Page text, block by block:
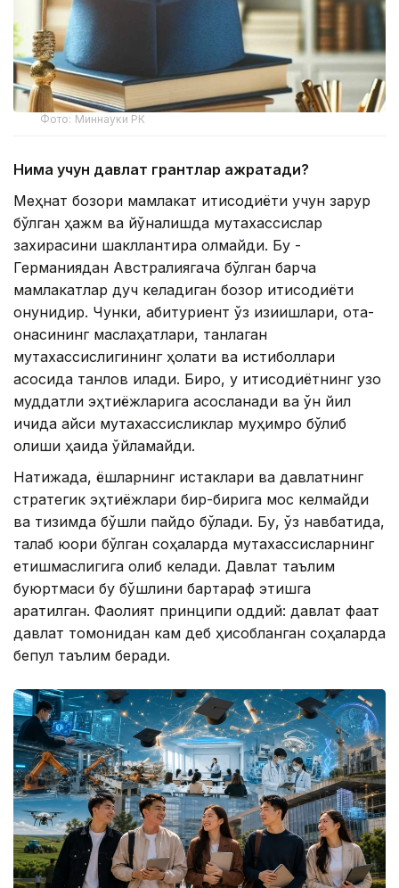
Фото: Миннауки РК
Нима учун давлат грантлар ажратади?
Меҳнат бозори мамлакат иқтисодиёти учун зарур
бўлган ҳажм ва йўналишда мутахассислар
захирасини шакллантира олмайди. Бу -
Германиядан Австралиягача бўлган барча
мамлакатлар дуч келадиган бозор иқтисодиёти
қонунидир. Чунки, абитуриент ўз қизиқишлари, ота-
онасининг маслаҳатлари, танлаган
мутахассислигининг ҳолати ва истиқболлари
асосида танлов қилади. Бироқ, у иқтисодиётнинг узоқ
муддатли эҳтиёжларига асосланади ва ўн йил
ичида қайси мутахассисликлар муҳимроқ бўлиб
қолиши ҳақида ўйламайди.
Натижада, ёшларнинг истаклари ва давлатнинг
стратегик эҳтиёжлари бир-бирига мос келмайди
ва тизимда бўшлиқ пайдо бўлади. Бу, ўз навбатида,
талаб юқори бўлган соҳаларда мутахассисларнинг
етишмаслигига олиб келади. Давлат таълим
буюртмаси бу бўшлиқни бартараф этишга
қаратилган. Фаолият принципи оддий: давлат фақат
давлат томонидан кам деб ҳисобланган соҳаларда
бепул таълим беради.